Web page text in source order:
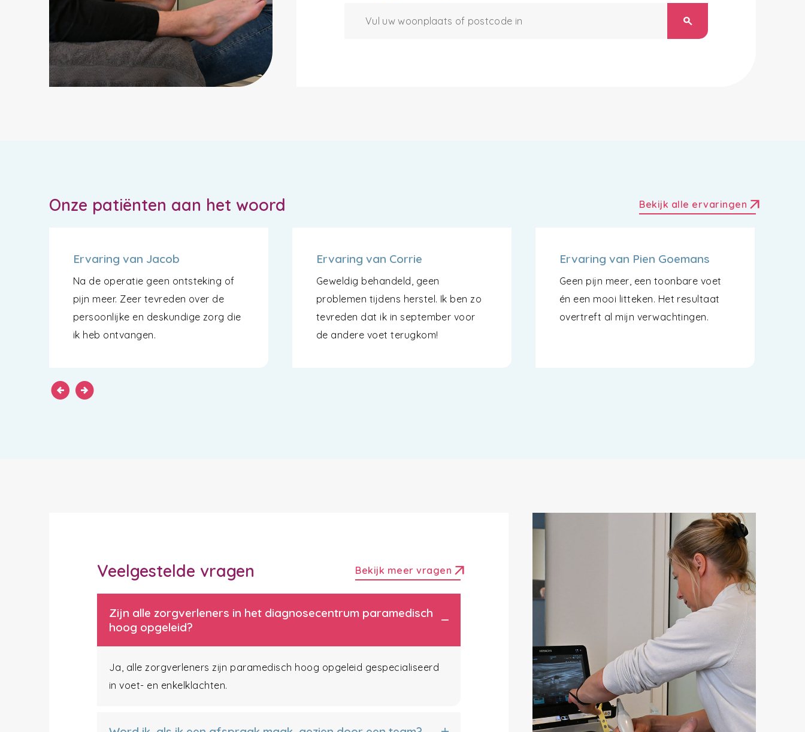
search
Onze patiënten aan het woord Bekijk alle ervaringen arrow_outward
Ervaring van Jacob
Na de operatie geen ontsteking of
pijn meer. Zeer tevreden over de
persoonlijke en deskundige zorg die
ik heb ontvangen.
Ervaring van Corrie
Geweldig behandeld, geen
problemen tijdens herstel. Ik ben zo
tevreden dat ik in september voor
de andere voet terugkom!
Ervaring van Pien Goemans
Geen pijn meer, een toonbare voet
én een mooi litteken. Het resultaat
overtreft al mijn verwachtingen.
arrow_circle_left arrow_circle_right
Veelgestelde vragen Bekijk meer vragen arrow_outward
Zijn alle zorgverleners in het diagnosecentrum paramedisch
hoog opgeleid?
Ja, alle zorgverleners zijn paramedisch hoog opgeleid gespecialiseerd
in voet- en enkelklachten.